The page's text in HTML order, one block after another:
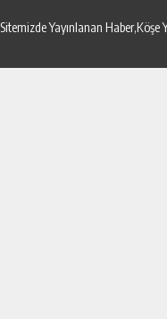
Sitemizde Yayınlanan